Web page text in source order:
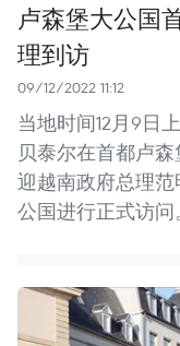
卢森堡大公国
理到访
09/12/2022 11:12
当地时间12月9日
贝泰尔在首都卢
迎越南政府总理
公国进行正式访问